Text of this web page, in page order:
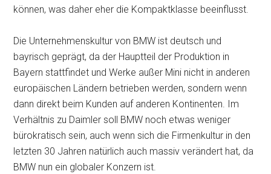
können, was daher eher die Kompaktklasse beeinflusst.
Die Unternehmenskultur von BMW ist deutsch und
bayrisch geprägt, da der Hauptteil der Produktion in
Bayern stattfindet und Werke außer Mini nicht in anderen
europäischen Ländern betrieben werden, sondern wenn
dann direkt beim Kunden auf anderen Kontinenten. Im
Verhältnis zu Daimler soll BMW noch etwas weniger
bürokratisch sein, auch wenn sich die Firmenkultur in den
letzten 30 Jahren natürlich auch massiv verändert hat, da
BMW nun ein globaler Konzern ist.